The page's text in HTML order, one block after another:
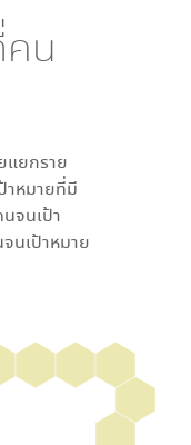
น
แยกราย
าหมายที่มี
จนเป้า
นเป้าหมาย